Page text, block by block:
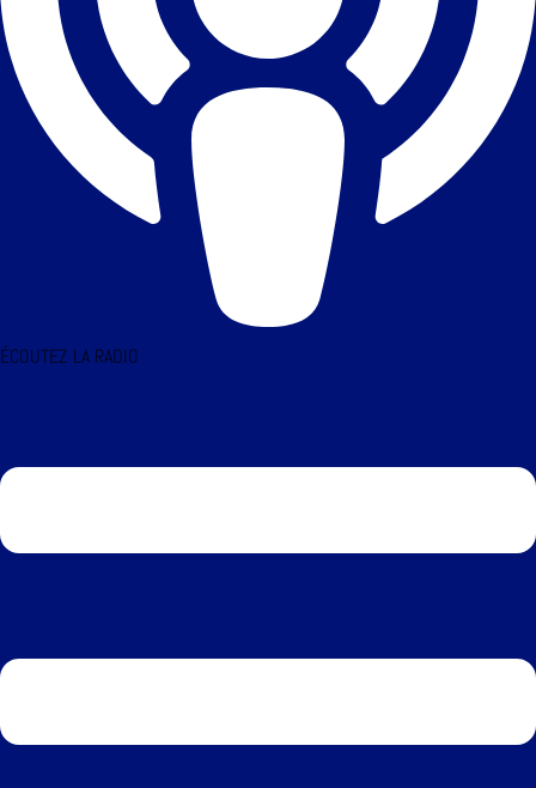
ÉCOUTEZ LA RADIO